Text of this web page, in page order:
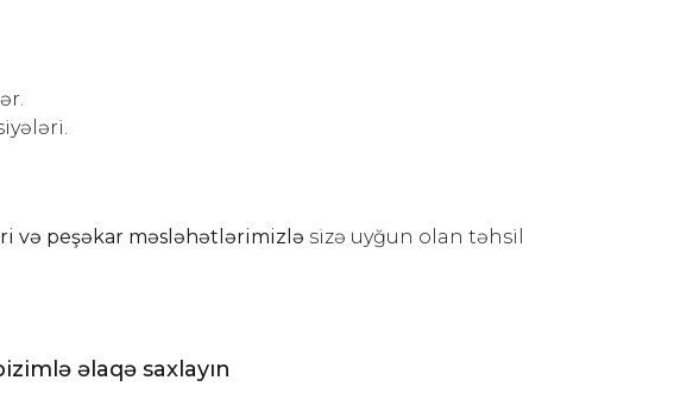
və peşəkar məsləhətlərimizlə sizə uyğun olan təhsil
əlaqə saxlayın